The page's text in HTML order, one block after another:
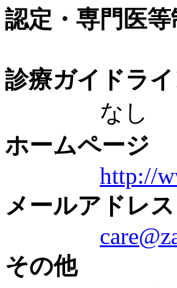
認定・専門医等
診療ガイドラ
なし
ホームページ
http://
メールアドレス
その他